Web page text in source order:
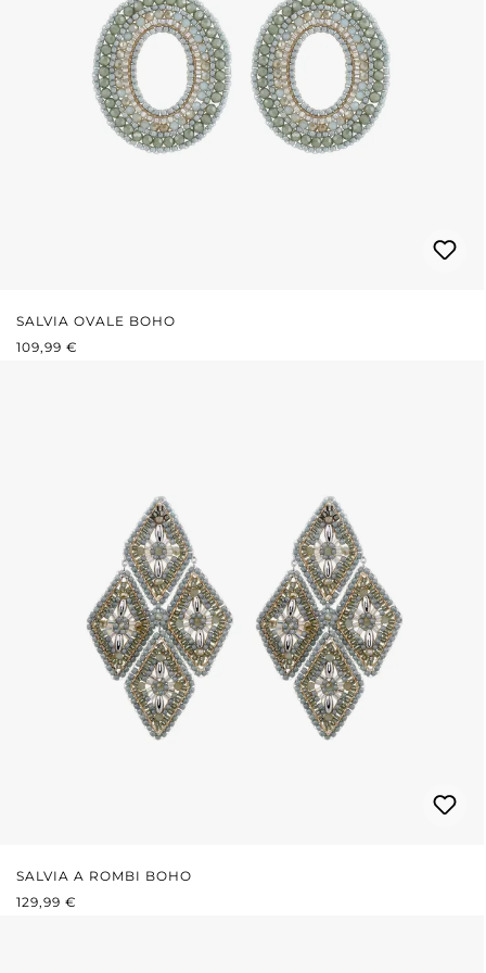
SALVIA OVALE BOHO
PREZZO NORMALE:
109,99 €
SALVIA A ROMBI BOHO
PREZZO NORMALE:
129,99 €